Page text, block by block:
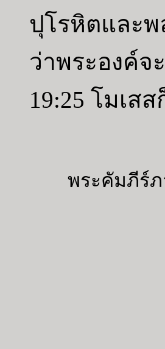
ปุโรหิตและพ
ว่าพระองค์จ
19:25 โมเส
พระคัมภีร์